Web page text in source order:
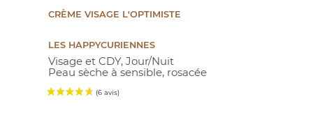
CRÈME VISAGE L'OPTIMISTE
LES HAPPYCURIENNES
Visage et CDY, Jour/Nuit
Peau sèche à sensible, rosacée